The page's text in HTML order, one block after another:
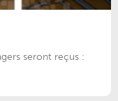
seront reçus :